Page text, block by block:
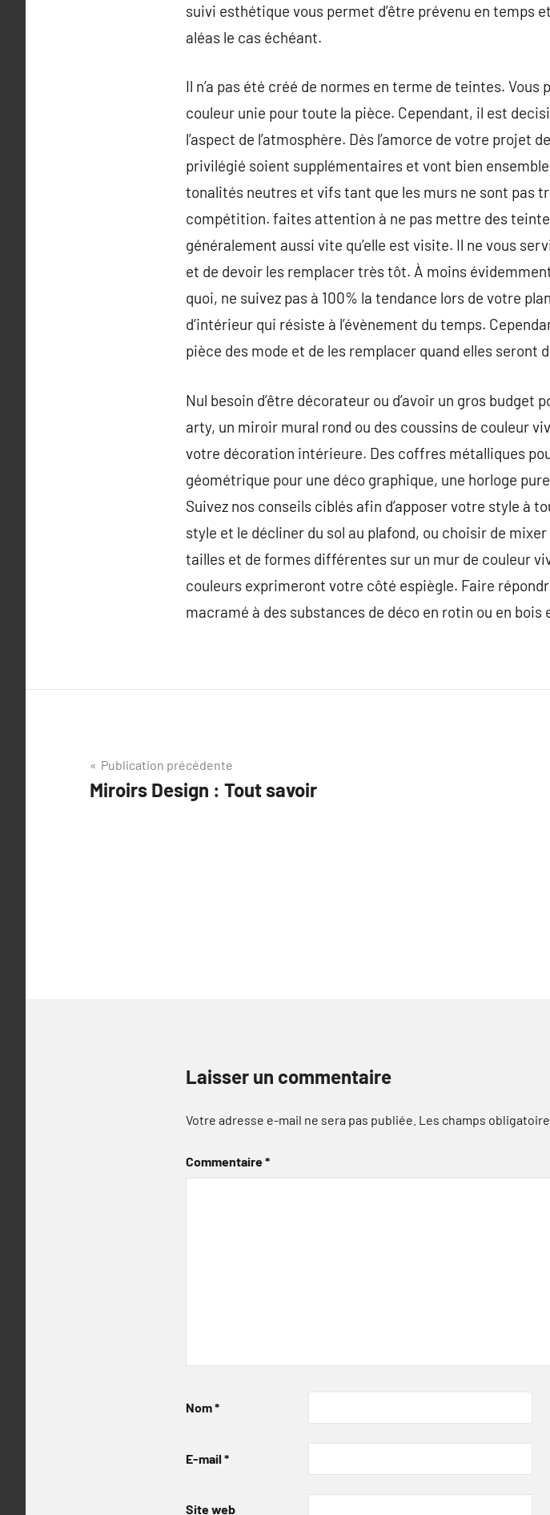
suivi esthétique vous permet d’être prévenu en temps
aléas le cas échéant.
Il n’a pas été créé de normes en terme de teintes.
couleur unie pour toute la pièce. Cependant, il est
l’aspect de l’atmosphère. Dès l’amorce de votre projet
privilégié soient supplémentaires et vont bien
tonalités neutres et vifs tant que les murs ne sont pas
compétition. faites attention à ne pas mettre des
généralement aussi vite qu’elle est visite. Il ne vous
et de devoir les remplacer très tôt. À moins
quoi, ne suivez pas à 100% la tendance lors de votre
d’intérieur qui résiste à l’évènement du temps.
pièce des mode et de les remplacer quand elles seront
Nul besoin d’être décorateur ou d’avoir un gros
arty, un miroir mural rond ou des coussins de couleur
votre décoration intérieure. Des coffres métalliques
géométrique pour une déco graphique, une horloge
Suivez nos conseils ciblés afin d’apposer votre style à
style et le décliner du sol au plafond, ou choisir de
tailles et de formes différentes sur un mur de couleur
couleurs exprimeront votre côté espiègle. Faire
macramé à des substances de déco en rotin ou en
Navigation
de
Publication précédente
Miroirs Design : Tout savoir
Laisser un commentaire
Votre adresse e-mail ne sera pas publiée. Les champs
Commentaire*
Nom*
E-mail *
Site web